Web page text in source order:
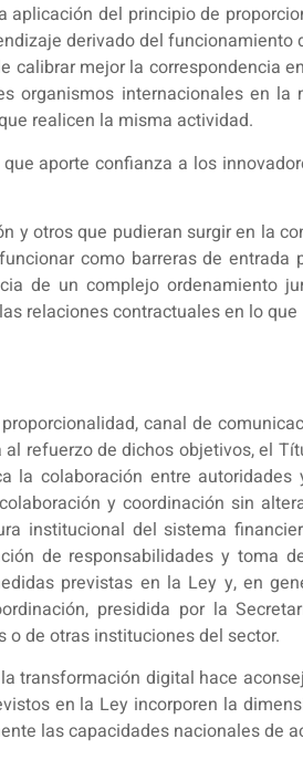
del principio de
derivado del funcionamiento
mejor la correspondencia
organismos internacionales en la
realicen la misma actividad.
aporte confianza a los
y otros que pudieran surgir en la
como barreras de entrada
de un complejo ordenamiento
relaciones contractuales en lo
canal de
refuerzo de dichos objetivos, el
la colaboración entre
y coordinación sin
institucional del sistema
de responsabilidades y toma
previstas en la Ley y, en
presidida por la
de otras instituciones del sector.
transformación digital hace
en la Ley incorporen la
las capacidades nacionales de